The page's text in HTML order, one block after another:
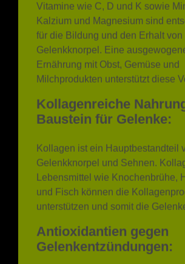
Kalzium und Magnesium sind
für die Bildung und den Erhalt von
Gelenkknorpel. Eine ausgewogene
Ernährung mit Obst, Gemüse und
Milchprodukten unterstützt diese
Kollagenreiche
Baustein für Gelenke:
Gelenkknorpel und Sehnen.
Lebensmittel wie Knochenbrühe,
und Fisch können die
unterstützen und somit die
Antioxidantien gegen
Gelenkentzündungen: